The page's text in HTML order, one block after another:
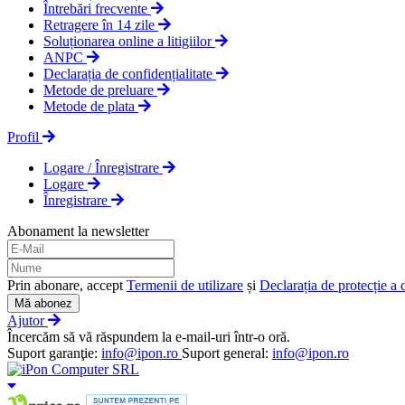
Întrebări frecvente
Retragere în 14 zile
Soluționarea online a litigiilor
ANPC
Declarația de confidențialitate
Metode de preluare
Metode de plata
Profil
Logare / Înregistrare
Logare
Înregistrare
Abonament la newsletter
Prin abonare, accept Termenii de utilizare și Declarația de protecție a
Mă abonez
Ajutor
Încercăm să vă răspundem la e-mail-uri într-o oră.
Suport garanţie: info@ipon.ro Suport general: info@ipon.ro